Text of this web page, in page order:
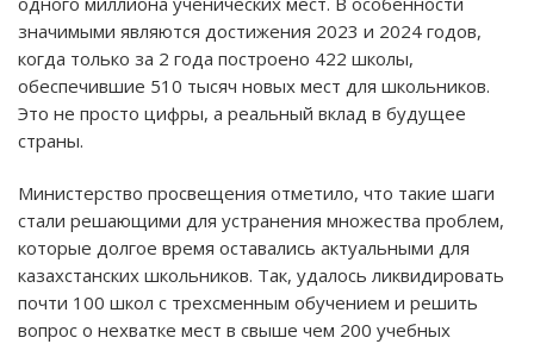
значимыми являются достижения 2023 и 2024 годов,
когда только за 2 года построено 422 школы,
обеспечившие 510 тысяч новых мест для школьников.
Это не просто цифры, а реальный вклад в будущее
страны.
Министерство просвещения отметило, что такие шаги
стали решающими для устранения множества проблем,
которые долгое время оставались актуальными для
казахстанских школьников. Так, удалось ликвидировать
почти 100 школ с трехсменным обучением и решить
вопрос о нехватке мест в свыше чем 200 учебных